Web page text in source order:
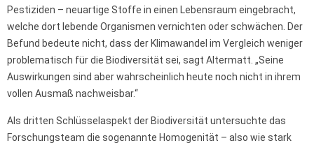
Pestiziden – neuartige Stoffe in einen Lebensraum eingebracht,
welche dort lebende Organismen vernichten oder schwächen. Der
Befund bedeute nicht, dass der Klimawandel im Vergleich weniger
problematisch für die Biodiversität sei, sagt Altermatt. „Seine
Auswirkungen sind aber wahrscheinlich heute noch nicht in ihrem
vollen Ausmaß nachweisbar.“
Als dritten Schlüsselaspekt der Biodiversität untersuchte das
Forschungsteam die sogenannte Homogenität – also wie stark